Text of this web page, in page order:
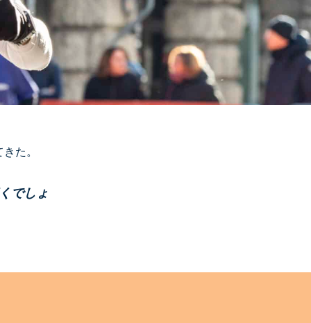
た。
でしょ